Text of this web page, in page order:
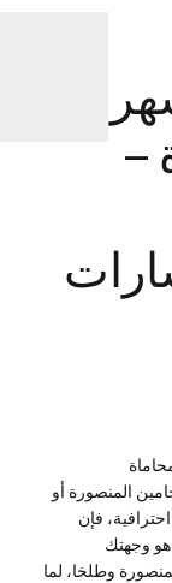
أشهر
–
المنصورة أو
فإن
هو وجهتك
وطلخا، لما